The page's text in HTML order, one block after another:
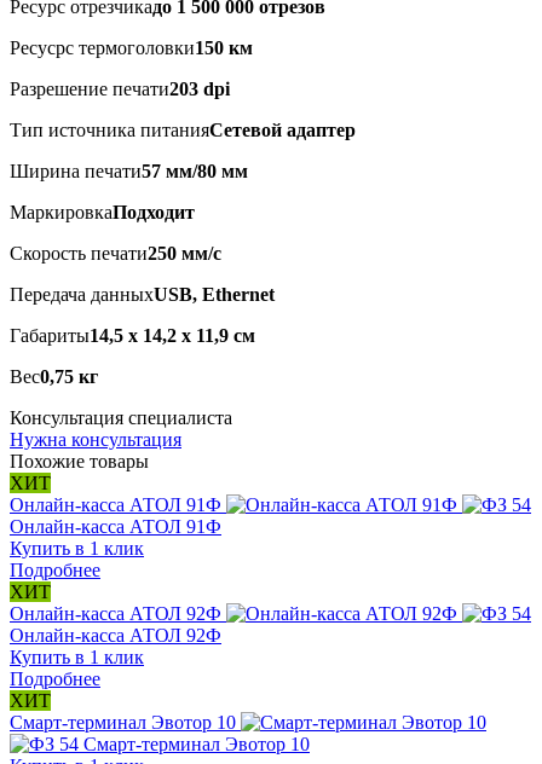
Ресурс отрезчикадо 1 500 000 отрезов
Ресусрс термоголовки150 км
Разрешение печати203 dpi
Тип источника питанияСетевой адаптер
Ширина печати57 мм/80 мм
МаркировкаПодходит
Скорость печати250 мм/с
Передача данныхUSB, Ethernet
Габариты14,5 х 14,2 х 11,9 см
Вес0,75 кг
Консультация специалиста
Нужна консультация
Похожие товары
ХИТ
Онлайн-касса АТОЛ 91Ф
Онлайн-касса АТОЛ 91Ф
Купить в 1 клик
Подробнее
ХИТ
Онлайн-касса АТОЛ 92Ф
Онлайн-касса АТОЛ 92Ф
Купить в 1 клик
Подробнее
ХИТ
Смарт-терминал Эвотор 10
Смарт-терминал Эвотор 10